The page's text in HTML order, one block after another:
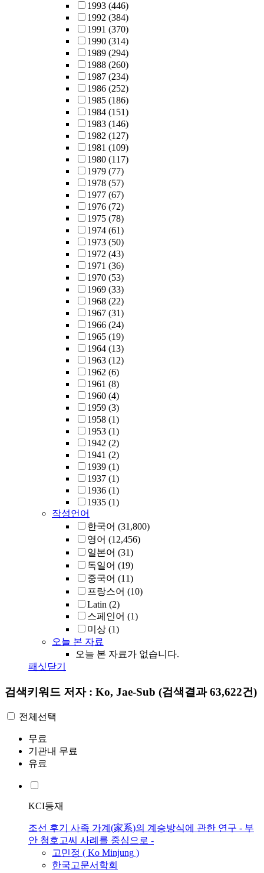
1993 (446)
1992 (384)
1991 (370)
1990 (314)
1989 (294)
1988 (260)
1987 (234)
1986 (252)
1985 (186)
1984 (151)
1983 (146)
1982 (127)
1981 (109)
1980 (117)
1979 (77)
1978 (57)
1977 (67)
1976 (72)
1975 (78)
1974 (61)
1973 (50)
1972 (43)
1971 (36)
1970 (53)
1969 (33)
1968 (22)
1967 (31)
1966 (24)
1965 (19)
1964 (13)
1963 (12)
1962 (6)
1961 (8)
1960 (4)
1959 (3)
1958 (1)
1953 (1)
1942 (2)
1941 (2)
1939 (1)
1937 (1)
1936 (1)
1935 (1)
작성언어
한국어 (31,800)
영어 (12,456)
일본어 (31)
독일어 (19)
중국어 (11)
프랑스어 (10)
Latin (2)
스페인어 (1)
미상 (1)
오늘 본 자료
오늘 본 자료가 없습니다.
패싯닫기
검색키워드 저자 : Ko, Jae-Sub (검색결과 63,622건)
전체선택
무료
기관내 무료
유료
KCI등재
조선 후기 사족 가계(家系)의 계승방식에 관한 연구 - 부
안 청호고씨 사례를 중심으로 -
고민정 ( Ko Minjung )
한국고문서학회